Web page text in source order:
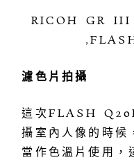
RICOH GR III
濾色片拍攝
這次FLASH
攝室內人像的時候
當作色溫片使用，